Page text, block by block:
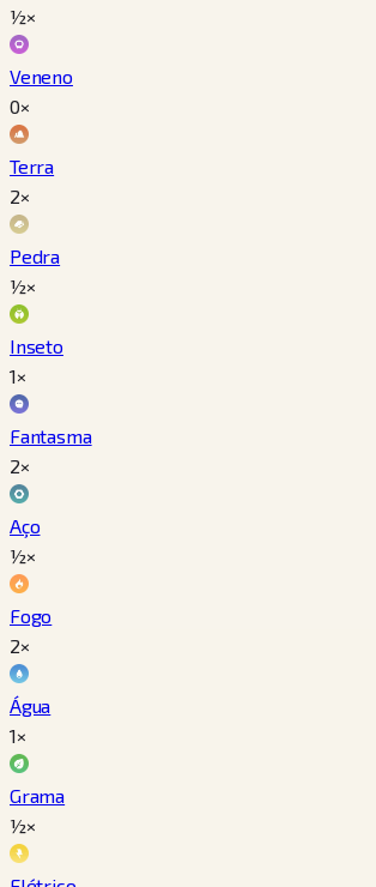
½×
Veneno
0×
Terra
2×
Pedra
½×
Inseto
1×
Fantasma
2×
Aço
½×
Fogo
2×
Água
1×
Grama
½×